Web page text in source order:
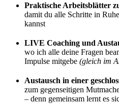
Praktische Arbeitsblätter
damit du alle Schritte in
kannst
LIVE Coaching und
wo ich alle deine Fragen
Impulse mitgebe (gleich im
Austausch in einer
zum gegenseitigen
– denn gemeinsam lernt es